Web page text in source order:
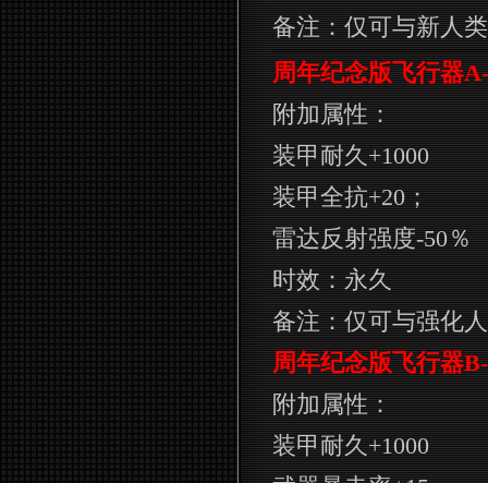
备注：仅可与新人
周年纪念版飞行器A-
附加属性：
装甲耐久+1000
装甲全抗+20；
雷达反射强度-50％
时效：永久
备注：仅可与强化
周年纪念版飞行器B-
附加属性：
装甲耐久+1000